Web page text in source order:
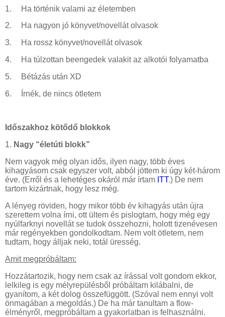
1.
Ha történik valami az életemben
2.
Ha nagyon jó könyvet/novellát olvasok
3.
Ha rossz könyvet/novellát olvasok
4.
Ha túlzottan beengedek valakit az alkotói folyamatba
5.
Bétázás után XD
6.
Írnék, de nincs ötletem
Időszakhoz kötődő blokkok
1. Nagy “életúti blokk”
Nem vagyok még olyan idős, ilyen nagy, több éves
kihagyásom csak egyszer volt, abból jöttem ki úgy két-három
éve. (Erről és a lehetéges okáról már írtam ITT.) De nem
tartom kizártnak, hogy lesz még.
A lényeg röviden, hogy mikor több év kihagyás után újra
szerettem volna írni, ott ültem és pislogtam, hogy még egy
nyúlfarknyi novellát se tudok összehozni, holott tizenévesen
már regényekben gondolkodtam. Nem volt ötletem, nem
tudtam, hogy álljak neki, totál üresség.
Amit megpróbáltam:
Hozzátartozik, hogy nem csak az írással volt gondom ekkor,
lelkileg is egy mélyrepülésből próbáltam kilábalni, de
gyanítom, a két dolog összefüggött. (Szóval nem ennyi volt
önmagában a megoldás.) De ha már tanultam a flow-
élményről, megpróbáltam a gyakorlatban is felhasználni.